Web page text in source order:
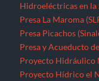
Hidroeléctricas en la
Presa La Maroma
Presa Picachos
Presa y Acueducto
Proyecto Hidráulico
Proyecto Hídrico el